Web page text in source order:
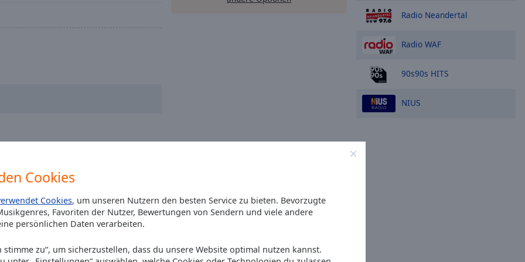
Cookies
Cookies, um unseren Nutzern den besten Service zu bieten. Bevorzugte
Favoriten der Nutzer, Bewertungen von Sendern und viele andere
persönlichen Daten verarbeiten.
stimme zu“, um sicherzustellen, dass du unsere Website optimal nutzen kannst.
Radio Neandertal
Radio WAF
90s90s HITS
NIUS